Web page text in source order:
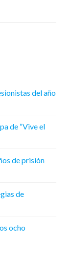
del año
de “Vive el
de prisión
de
ocho